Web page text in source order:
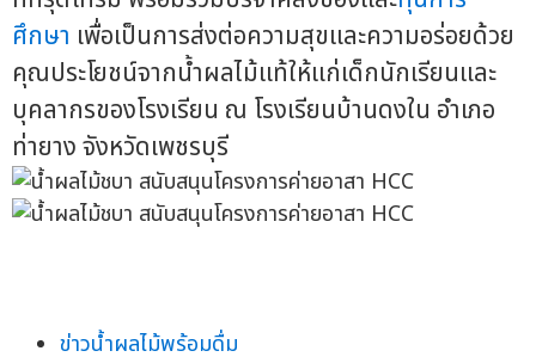
ศึกษา เพื่อเป็นการส่งต่อความสุขและความอร่อยด้วย
คุณประโยชน์จากน้ำผลไม้แท้ให้แก่เด็กนักเรียนและ
บุคลากรของโรงเรียน ณ โรงเรียนบ้านดงใน อำเภอ
ท่ายาง จังหวัดเพชรบุรี
ข่าวน้ำผลไม้พร้อมดื่ม